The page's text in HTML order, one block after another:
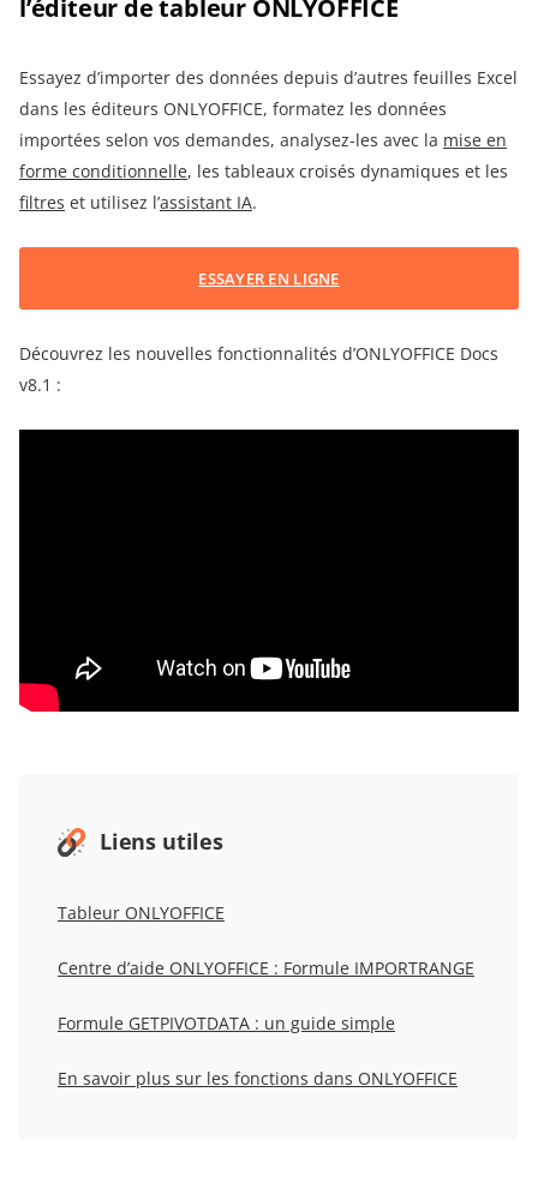
l’éditeur de tableur ONLYOFFICE
Essayez d’importer des données depuis d’autres feuilles Excel
dans les éditeurs ONLYOFFICE, formatez les données
importées selon vos demandes, analysez-les avec la mise en
forme conditionnelle, les tableaux croisés dynamiques et les
filtres et utilisez l’assistant IA.
ESSAYER EN LIGNE
Découvrez les nouvelles fonctionnalités d’ONLYOFFICE Docs
v8.1 :
Liens utiles
Tableur ONLYOFFICE
Centre d’aide ONLYOFFICE : Formule IMPORTRANGE
Formule GETPIVOTDATA : un guide simple
En savoir plus sur les fonctions dans ONLYOFFICE